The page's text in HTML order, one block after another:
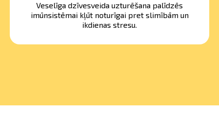
Veselīga dzīvesveida uzturēšana palīdzēs
imūnsistēmai kļūt noturīgai pret slimībām un
ikdienas stresu.